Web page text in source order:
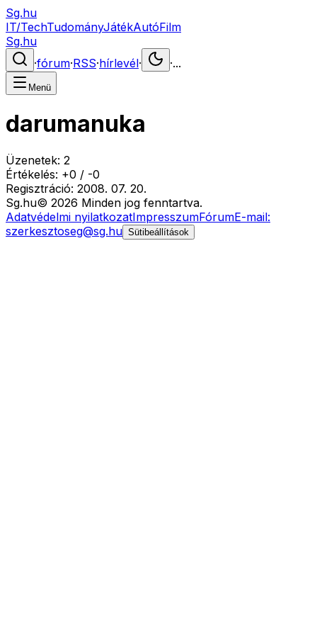
Sg.hu
IT/TechTudományJátékAutóFilm
Sg.hu
·fórum·RSS·hírlevél· ·...
Menü
darumanuka
Üzenetek: 2
Értékelés: +0 / -0
Regisztráció: 2008. 07. 20.
Sg.hu© 2026 Minden jog fenntartva.
Adatvédelmi nyilatkozatImpresszumFórumE-mail:
szerkesztoseg@sg.hu Sütibeállítások